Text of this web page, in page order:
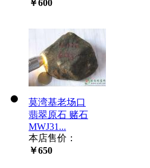
￥600
莫湾基老场口
翡翠原石 赌石
MWJ31...
本店售价：
￥650